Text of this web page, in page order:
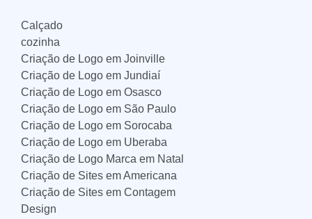
Calçado
cozinha
Criação de Logo em Joinville
Criação de Logo em Jundiaí
Criação de Logo em Osasco
Criação de Logo em São Paulo
Criação de Logo em Sorocaba
Criação de Logo em Uberaba
Criação de Logo Marca em Natal
Criação de Sites em Americana
Criação de Sites em Contagem
Design